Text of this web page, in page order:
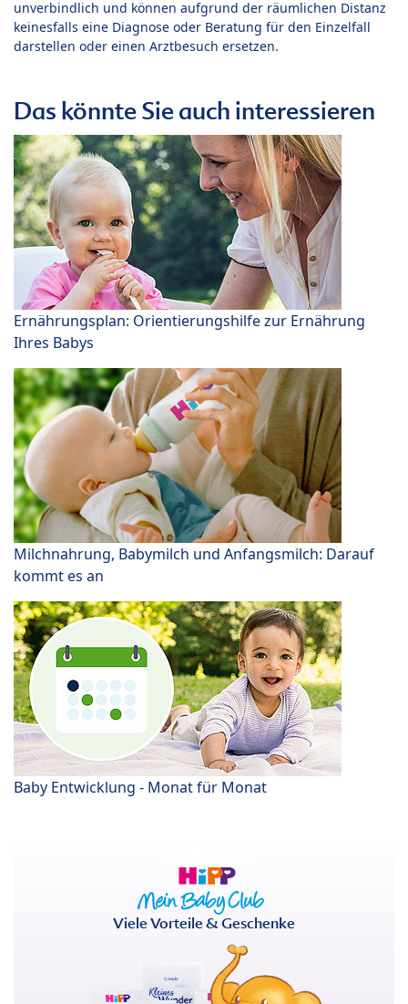
unverbindlich und können aufgrund der räumlichen Distanz
keinesfalls eine Diagnose oder Beratung für den Einzelfall
darstellen oder einen Arztbesuch ersetzen.
Das könnte Sie auch interessieren
Ernährungsplan: Orientierungshilfe zur Ernährung
Ihres Babys
Milchnahrung, Babymilch und Anfangsmilch: Darauf
kommt es an
Baby Entwicklung - Monat für Monat
Viele Vorteile & Geschenke